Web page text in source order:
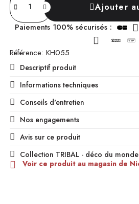
Ajouter
Paiements 100% sécurisés :
Référence KH055
Descriptif produit
Informations techniques
Conseils d'entretien
Nos engagements
Avis sur ce produit
Collection TRIBAL - déco du
Voir ce produit au magasin de